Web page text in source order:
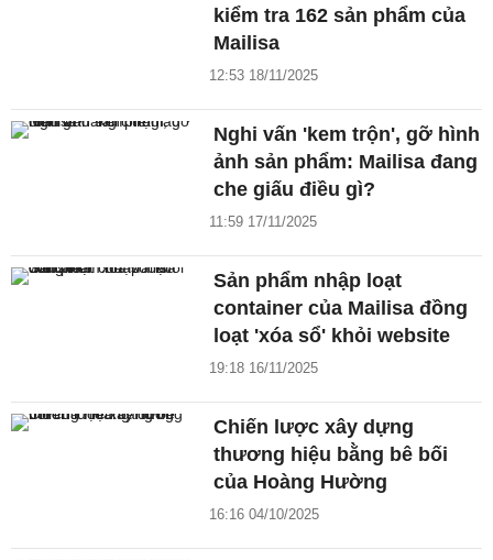
kiểm tra 162 sản phẩm của
Mailisa
12:53 18/11/2025
Nghi vấn 'kem trộn', gỡ hình
ảnh sản phẩm: Mailisa đang
che giấu điều gì?
11:59 17/11/2025
Sản phẩm nhập loạt
container của Mailisa đồng
loạt 'xóa sổ' khỏi website
19:18 16/11/2025
Chiến lược xây dựng
thương hiệu bằng bê bối
của Hoàng Hường
16:16 04/10/2025